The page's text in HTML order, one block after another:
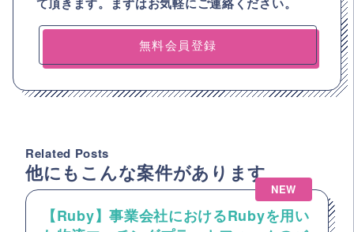
無料会員登録
Related Posts
他にもこんな案件があります
NEW
【Ruby】事業会社におけるRubyを用い